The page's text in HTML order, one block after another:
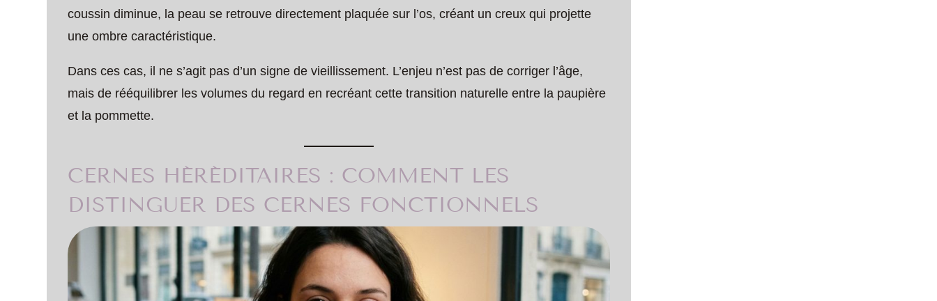
coussin diminue, la peau se retrouve directement plaquée sur l’os, créant un creux qui projette
une ombre caractéristique.
Dans ces cas, il ne s’agit pas d’un signe de vieillissement. L’enjeu n’est pas de corriger l’âge,
mais de rééquilibrer les volumes du regard en recréant cette transition naturelle entre la paupière
et la pommette.
CERNES HÉRÉDITAIRES : COMMENT LES
DISTINGUER DES CERNES FONCTIONNELS